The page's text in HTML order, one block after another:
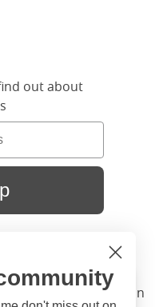
out about
/ Warton
Close